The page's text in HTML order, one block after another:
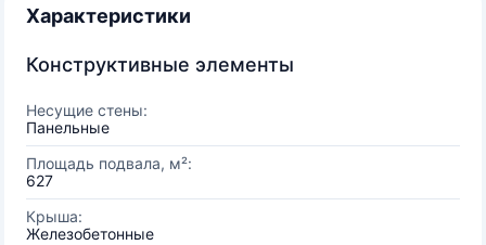
Характеристики
Конструктивные элементы
Несущие стены:
Панельные
Площадь подвала, м²:
627
Крыша:
Железобетонные